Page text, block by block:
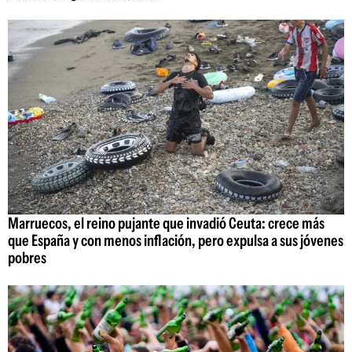
Marruecos, el reino pujante que invadió Ceuta: crece más
que España y con menos inflación, pero expulsa a sus jóvenes
pobres